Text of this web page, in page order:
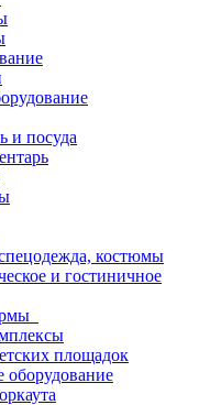
и посуда
костюмы
и гостиничное
площадок
оборудование